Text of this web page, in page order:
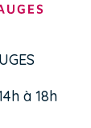
à 18h